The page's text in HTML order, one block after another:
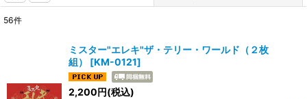
56件
ミスター"エレキ"ザ・テリー・ワールド（２枚
組）
[KM-0121]
2,200円(税込)